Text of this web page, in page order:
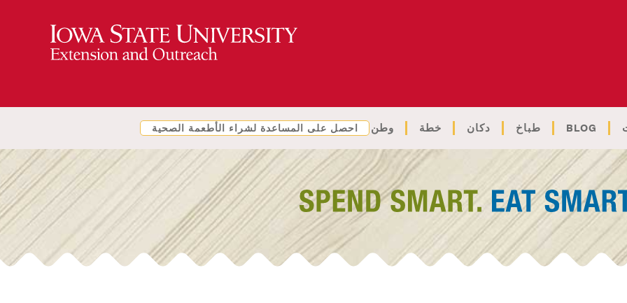
وطن خطة دكان طباخ BLOG احصل على المساعدة لشراء الأطعمة الصحية